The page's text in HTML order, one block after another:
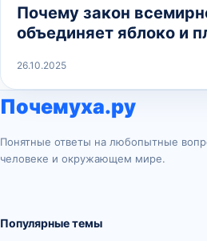
Почему закон
объединяет яблоко и
26.10.2025
Почемуха.ру
Понятные ответы на любопытные
человеке и окружающем мире.
Популярные темы